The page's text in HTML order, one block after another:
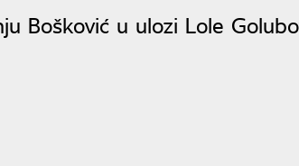
Bošković u ulozi Lole